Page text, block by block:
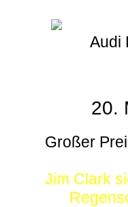
Audi
20.
Großer
Jim Clark